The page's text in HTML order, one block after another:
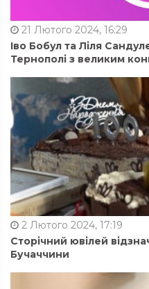
21 Лютого 2024, 16:29
Іво Бобул та Ліля
Тернополі з великим
2 Лютого 2024, 17:19
Сторічний ювілей
Бучаччини